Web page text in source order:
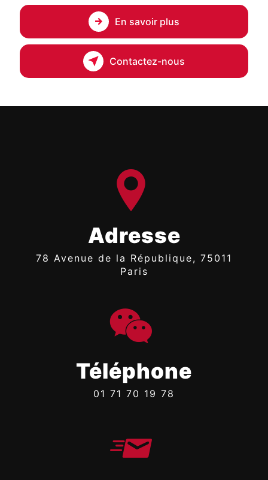
En savoir plus
Contactez-nous
Adresse
78 Avenue de la République, 75011
Paris
Téléphone
01 71 70 19 78